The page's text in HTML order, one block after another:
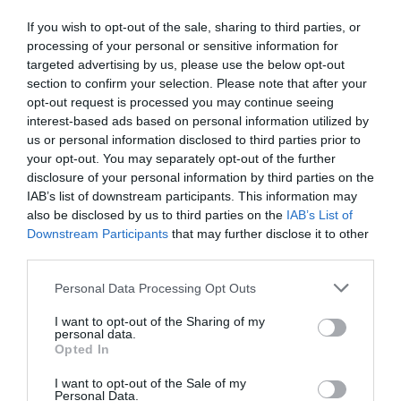
If you wish to opt-out of the sale, sharing to third parties, or
processing of your personal or sensitive information for
targeted advertising by us, please use the below opt-out
section to confirm your selection. Please note that after your
opt-out request is processed you may continue seeing
interest-based ads based on personal information utilized by
us or personal information disclosed to third parties prior to
your opt-out. You may separately opt-out of the further
disclosure of your personal information by third parties on the
IAB’s list of downstream participants. This information may
also be disclosed by us to third parties on the IAB’s List of
Downstream Participants that may further disclose it to other
Personal Data Processing Opt Outs
I want to opt-out of the Sharing of my
personal data.
Opted In
I want to opt-out of the Sale of my
Personal Data.
agráriumot kiszolgáló vállalkozások – inputgyártók,
integrátorok, gépforgalmazók, finanszírozási és egyéb
szolgáltatók – számára. A konferencia a tartalmas
programkínálaton túl alkalmat teremt a szakmai
kapcsolatépítésre, a networkingre és az üzleti
tárgyalásokra, a színvonalas szakmai előadások és
kerekasztal-beszélgetések mellett pedig szórakoztató
műsorral járul hozzá a résztvevők feltöltődéséhez és
kikapcsolódásához. A Portfolio Csoport az Agrárszektor
Konferencián adja át tizenegy kategóriában azokat az
eredményeinek elismeréséül szolgálnak. A díjakat az
agrárium legmeghatározóbb személyeségeiből áll szakmai
zsűri ítéli oda az ágazati szereplők benyújtott pályázatai
órában kommunikálunk, ügyeket intézünk. Ám most a
digitális világot, a belső működést és az ügyfél front-
endeket is feje tetejére állítja az AI-forradalom, és az
agentic AI trend. Az önállóan cselekedni képes AI-
ügynökök, illetve az egyes üzleti, compliance és
adminisztratív folyamatokat támogató AI-eszközök és
vállalti megoldások korábban elképzelhetetlen sebességet
és rendkívüli hatékonyságbeli fejlődési lehetőséget adnak a
cégeknek. MIt kezdünk a megnyert munkaórákkal és a
megspórolt munkaerővel? A core bizniszt is felforgatja a
többek között ezekre a kérdésekre is válaszokat keresünk
és adunk!
DEEP TECH 2026
2026. november 18. Radisson Blu Béke Hotel
azon, ki képes létrehozni, legyártani és birtokolni azokat a
technológiákat, amelyek nélkül mások sem tudnak majd
működni. Egy új akkumulátor, amely tovább tárolja az
olcsóbban előállítható a korábbiaknál. Egy gyógyszer vagy
RÉSZLETEK & JEGYEK